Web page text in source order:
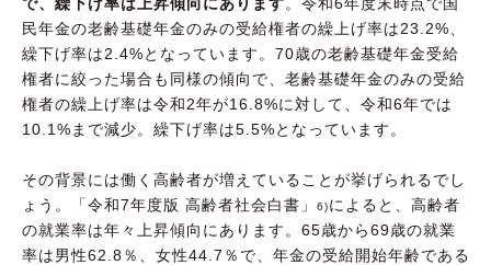
民年金の老齢基礎年金のみの受給権者の繰上げ率は23.2%、
繰下げ率は2.4%となっています。70歳の老齢基礎年金受給
権者に絞った場合も同様の傾向で、老齢基礎年金のみの受給
権者の繰上げ率は令和2年が16.8%に対して、令和6年では
10.1%まで減少。繰下げ率は5.5%となっています。
その背景には働く高齢者が増えていることが挙げられるでし
ょう。「令和7年度版 高齢者社会白書」
6)によると、高齢者
の就業率は年々上昇傾向にあります。65歳から69歳の就業
率は男性62.8％、女性44.7％で、年金の受給開始年齢である